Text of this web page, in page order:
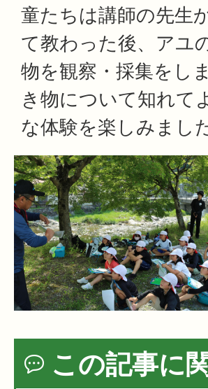
童たちは講師の先生
て教わった後、アユ
物を観察・採集をし
き物について知れて
な体験を楽しみました
この記事に